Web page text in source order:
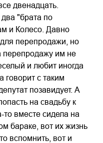
двенадцать.
"брата по
и Колесо. Давно
перепродажи, но
перепродажу им не
и любит иногда
говорит с таким
позавидует. А
на свадьбу к
то вместе сидела на
бараке, вот их жизнь
вспомнить, вот и